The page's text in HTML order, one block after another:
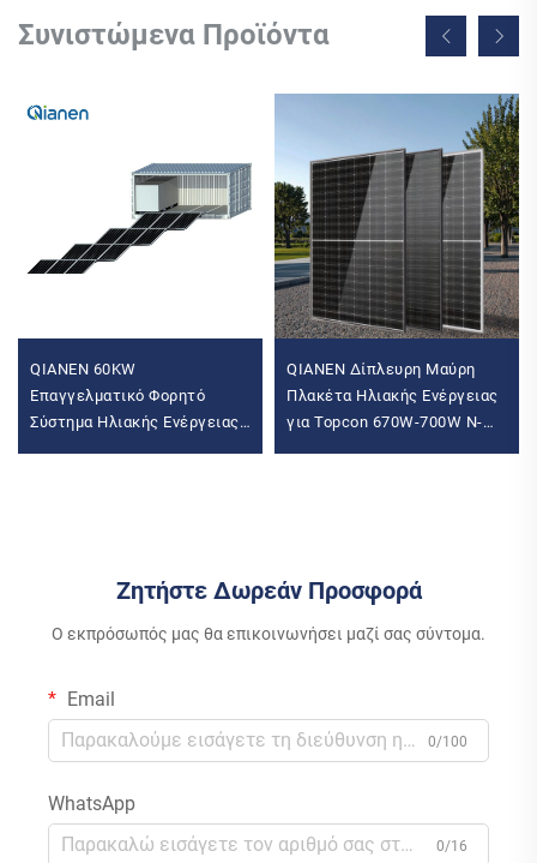
Συνιστώμενα Προϊόντα
QIANEN 60KW
Επαγγελματικό Φορητό
Σύστημα Ηλιακής Ενέργειας
QIANEN Δίπλευρη Μαύρη
Πλακέτα Ηλιακής Ενέργειας
για Topcon 670W-700W N-
Ζητήστε Δωρεάν Προσφορά
Ο εκπρόσωπός μας θα επικοινωνήσει μαζί σας σύντομα.
Email
0/100
WhatsApp
0/16